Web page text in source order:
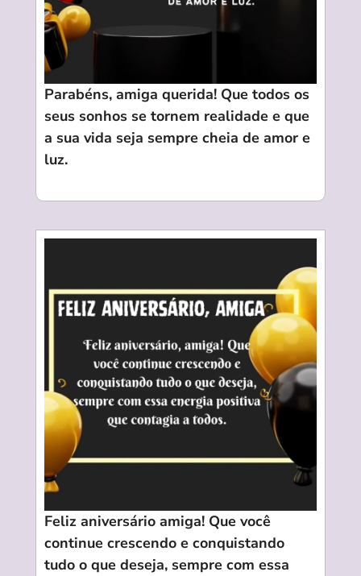
Parabéns, amiga querida! Que todos os
seus sonhos se tornem realidade e que
a sua vida seja sempre cheia de amor e
luz.
Feliz aniversário amiga! Que você
continue crescendo e conquistando
tudo o que deseja, sempre com essa